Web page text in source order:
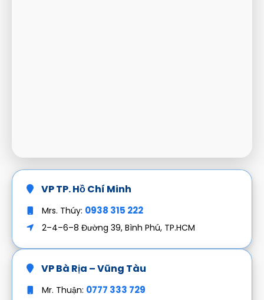
VP TP. Hồ Chí Minh
Mrs. Thúy: 0938 315 222
2–4–6–8 Đường 39, Bình Phú, TP.HCM
VP Bà Rịa – Vũng Tàu
Mr. Thuận: 0777 333 729